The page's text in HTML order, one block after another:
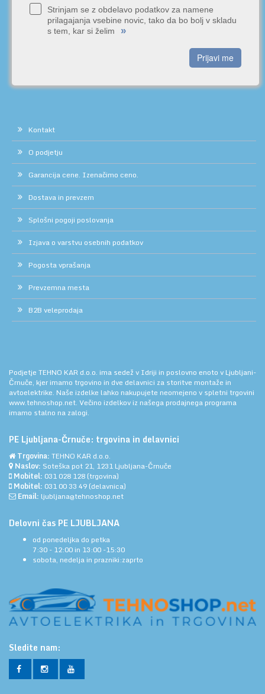
Strinjam se z obdelavo podatkov za namene
prilagajanja vsebine novic, tako da bo bolj v skladu
s tem, kar si želim
»
Prijavi me
Kontakt
O podjetju
Garancija cene. Izenačimo ceno.
Dostava in prevzem
Splošni pogoji poslovanja
Izjava o varstvu osebnih podatkov
Pogosta vprašanja
Prevzemna mesta
B2B veleprodaja
Podjetje TEHNO KAR d.o.o. ima sedež v Idriji in poslovno enoto v Ljubljani-
Črnuče, kjer imamo trgovino in dve delavnici za storitve montaže in
avtoelektrike. Naše izdelke lahko nakupujete neomejeno v spletni trgovini
www.tehnoshop.net. Večino izdelkov iz našega prodajnega programa
imamo stalno na zalogi.
PE Ljubljana-Črnuče: trgovina in delavnici
Trgovina: TEHNO KAR d.o.o.
Naslov: Soteška pot 21, 1231 Ljubljana-Črnuče
Mobitel: 031 028 128 (trgovina)
Mobitel: 031 00 33 49 (delavnica)
Email: ljubljana@tehnoshop.net
Delovni čas PE LJUBLJANA
od ponedeljka do petka
7:30 - 12:00 in 13:00 -15:30
sobota, nedelja in prazniki:zaprto
Sledite nam: